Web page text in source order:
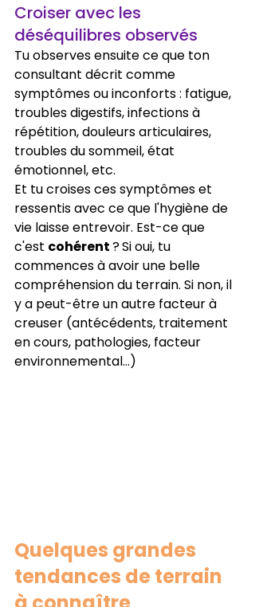
Croiser avec les
déséquilibres observés
Tu observes ensuite ce que ton
consultant décrit comme
symptômes ou inconforts : fatigue,
troubles digestifs, infections à
répétition, douleurs articulaires,
troubles du sommeil, état
émotionnel, etc.
Et tu croises ces symptômes et
ressentis avec ce que l'hygiène de
vie laisse entrevoir. Est-ce que
c'est cohérent ?Si oui, tu
commences à avoir une belle
compréhension du terrain. Si non, il
y a peut-être un autre facteur à
creuser (antécédents, traitement
en cours, pathologies, facteur
environnemental…)
Quelques grandes
tendances de terrain